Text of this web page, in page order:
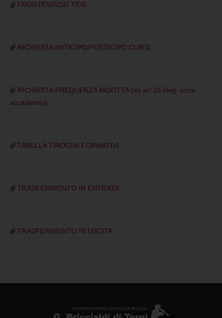
FRONTESPIZIO TESI
RICHIESTA ANTICIPO/POSTICIPO CORSI
RICHIESTA FREQUENZA RIDOTTA (ex art.15 Reg. corsi
accademici)
TABELLA TIROCINI FORMATIVI
TRASFERIMENTO IN ENTRATA
TRASFERIMENTO IN USCITA